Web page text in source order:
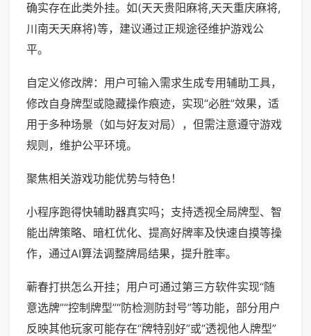
确实存在此类外挂。如(天天贵阳麻将,天天重庆麻将,
川南天天麻将)等，建议通过正规途径维护游戏公
平。
自定义修改牌：用户可输入需求生成专用辅助工具，
修改自身牌型或隐藏操作痕迹，实现“必胜”效果，适
用于多种场景（如与好友对局），但需注意遵守游戏
规则，维护公平环境。
聚焦相关游戏功能优势与特色！
小程序跑得快辅助器真实吗；支持透视全局牌型、智
能出牌策略、暗杠优化、提高好牌率及快速自摸等操
作，通过AI算法调整牌局结果，提升胜率。
蕲春打拱怎么开挂；用户可通过第三方软件实现“随
意选牌”“控制牌型”“防检测防封号”等功能，部分用户
反映其他玩家可能存在“牌特别好”或“透视他人牌型”